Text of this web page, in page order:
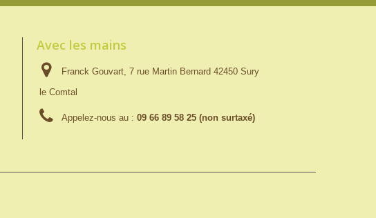
Avec les mains
Franck Gouvart, 7 rue Martin Bernard 42450 Sury
le Comtal
Appelez-nous au : 09 66 89 58 25 (non surtaxé)